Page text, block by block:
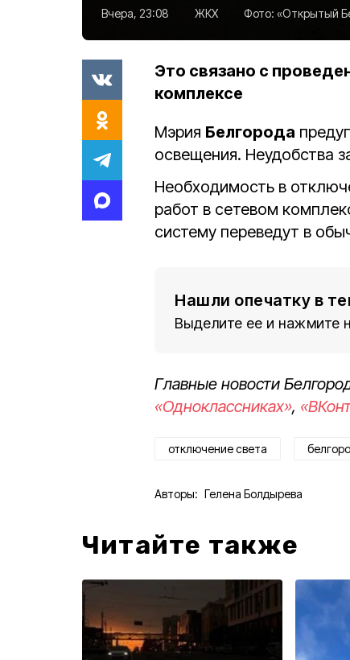
Вчера, 23:08 ЖКХ Фото: «Открытый
Это связано с
комплексе
Мэрия Белгорода
освещения. Неудобства
Необходимость в
работ в сетевом
систему переведут в
Нашли опечатку в
Выделите ее и нажмите
Главные новости
«Одноклассниках»,
отключение света
Авторы: Гелена Болдырева
Читайте также